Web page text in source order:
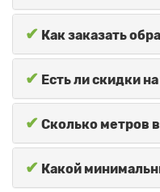
✔ Как заказать
✔ Есть ли скидки
✔ Сколько метров
✔ Какой